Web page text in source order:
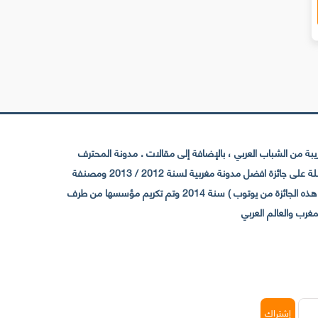
الشباب العربي ، بالإضافة إلى مقالات . مدونة المحترف
تأسست سنة 2009 حيث تستقطب الآن عدد كبير من الزوار من كافة ربوع الوطن العربي ، حيث ان مقرها الرئيسي بالمغرب و مديرها امين رغيب ،حاصلة على جائزة افضل مدونة مغربية لسنة 2012 / 2013 ومصنفة
ضمن افضل 10 مدونات عربية حسب المركز الدولي للصحفيين ICFJ سنة 2013 وحاصلة على الجائزة الفضية من يوتوب (اول قناة مغربية تحصل على هذه الجائزة من يوتوب ) سنة 2014 وتم تكريم مؤسسها من طرف